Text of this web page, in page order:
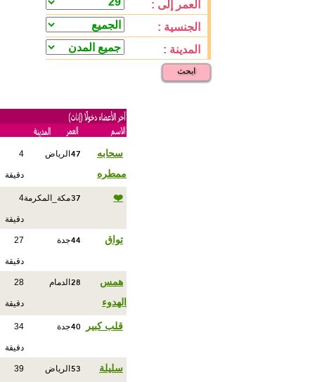
العمر إلى :
الجنسية :
المدينة :
ابحث
سحابه
ممطره
47 الرياض 4
دقيقة
❤️
37مكة_المكرمة4
دقيقة
تواق 44جدة 27
دقيقة
همس
الهدوء
28 الدمام 28
دقيقة
قلب كبير 40جدة 34
دقيقة
سليلة
53 الرياض 39